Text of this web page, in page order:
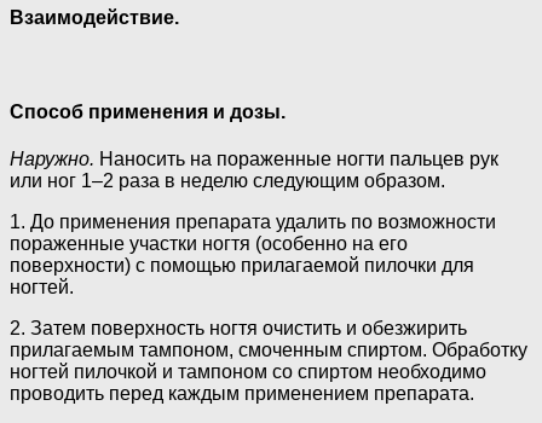
Взаимодействие.
Способ применения и дозы.
Наружно. Наносить на пораженные ногти пальцев рук
или ног 1–2 раза в неделю следующим образом.
1. До применения препарата удалить по возможности
пораженные участки ногтя (особенно на его
поверхности) с помощью прилагаемой пилочки для
ногтей.
2. Затем поверхность ногтя очистить и обезжирить
прилагаемым тампоном, смоченным спиртом. Обработку
ногтей пилочкой и тампоном со спиртом необходимо
проводить перед каждым применением препарата.